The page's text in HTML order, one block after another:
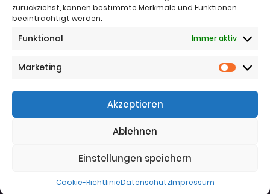
zurückziehst, können bestimmte Merkmale und Funktionen
beeinträchtigt werden.
Funktional Immer aktiv
Marketing
Akzeptieren
Ablehnen
Einstellungen speichern
Cookie-RichtlinieDatenschutzImpressum
Telefon:+43 (0)664 4221383
Telefon:+43 (0)650 5836683
office@jj-immo.at
Die Mediax GmbH